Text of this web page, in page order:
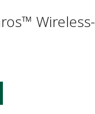
Wireless-